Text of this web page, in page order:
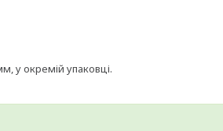
у окремій упаковці.